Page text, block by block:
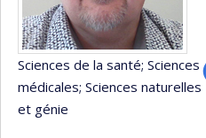
Sciences de la santé; Sciences
médicales; Sciences naturelles
et génie